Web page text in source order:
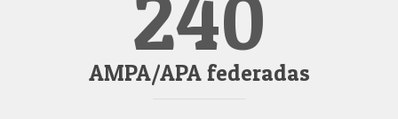
240
AMPA/APA federadas